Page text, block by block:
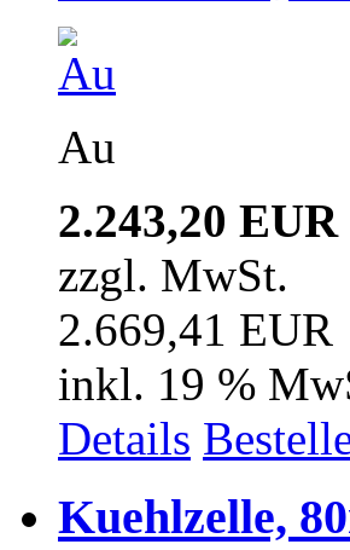
Au
2.243,20 EUR
zzgl. MwSt.
2.669,41 EUR
inkl. 19 %
Details
Kuehlzelle,